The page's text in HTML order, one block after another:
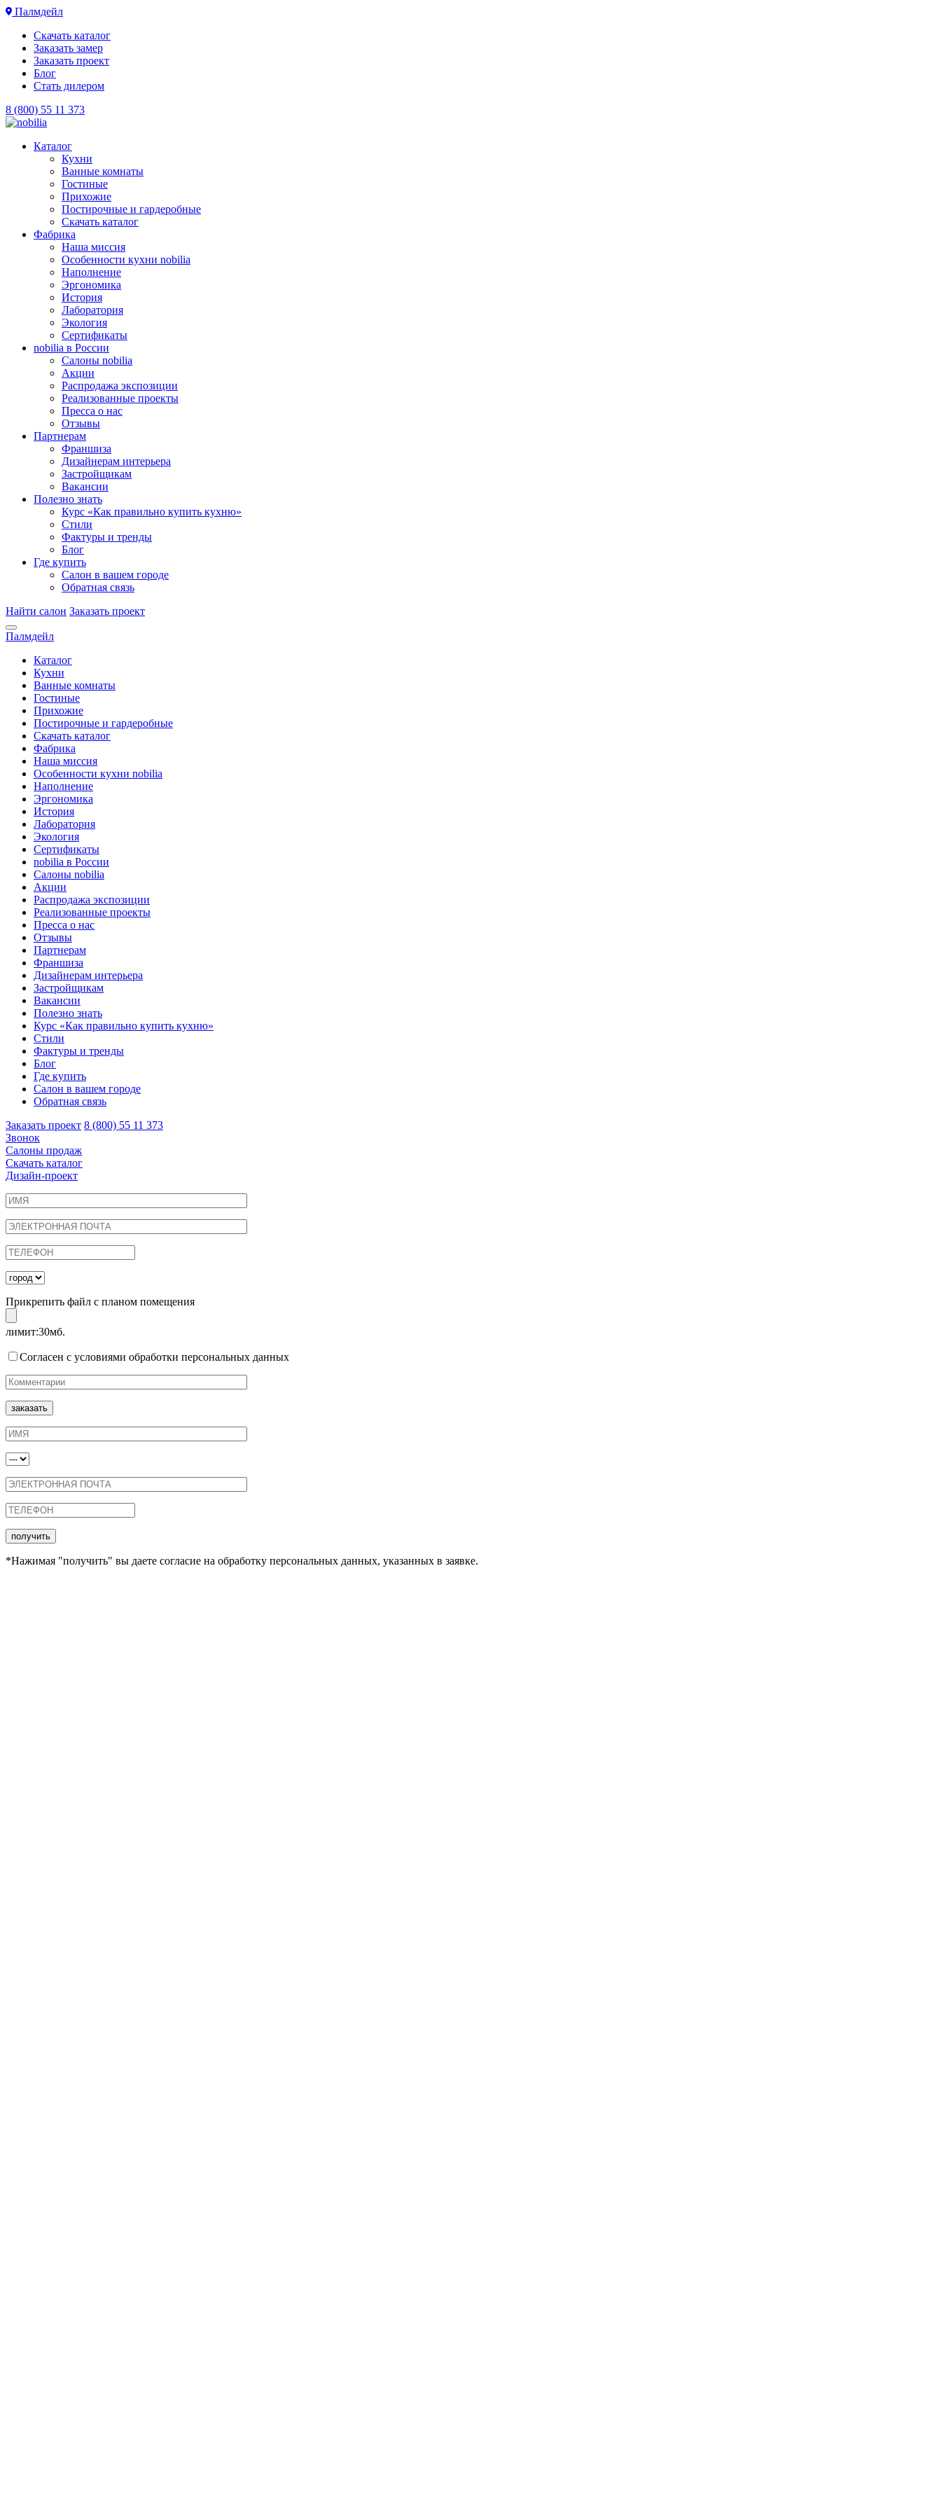
Палмдейл
Скачать каталог
Заказать замер
Заказать проект
Блог
Стать дилером
8 (800) 55 11 373
Каталог
Кухни
Ванные комнаты
Гостиные
Прихожие
Постирочные и гардеробные
Скачать каталог
Фабрика
Наша миссия
Особенности кухни nobilia
Наполнение
Эргономика
История
Лаборатория
Экология
Сертификаты
nobilia в России
Салоны nobilia
Акции
Распродажа экспозиции
Реализованные проекты
Пресса о нас
Отзывы
Партнерам
Франшиза
Дизайнерам интерьера
Застройщикам
Вакансии
Полезно знать
Курс «Как правильно купить кухню»
Cтили
Фактуры и тренды
Блог
Где купить
Салон в вашем городе
Обратная связь
Найти салон Заказать проект
Палмдейл
Каталог
Кухни
Ванные комнаты
Гостиные
Прихожие
Постирочные и гардеробные
Скачать каталог
Фабрика
Наша миссия
Особенности кухни nobilia
Наполнение
Эргономика
История
Лаборатория
Экология
Сертификаты
nobilia в России
Салоны nobilia
Акции
Распродажа экспозиции
Реализованные проекты
Пресса о нас
Отзывы
Партнерам
Франшиза
Дизайнерам интерьера
Застройщикам
Вакансии
Полезно знать
Курс «Как правильно купить кухню»
Cтили
Фактуры и тренды
Блог
Где купить
Салон в вашем городе
Обратная связь
Заказать проект 8 (800) 55 11 373
Звонок
Салоны продаж
Скачать каталог
Дизайн-проект
Прикрепить файл с планом помещения
лимит:30мб.
Согласен с условиями обработки персональных данных
*Нажимая "получить" вы даете согласие на обработку персональных данных, указанных в заявке.